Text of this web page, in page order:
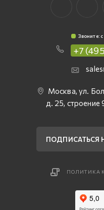
Звоните:
+7
Москва, ул.
д. 25, строение
ПОДПИСАТЬСЯ
ПОЛИТИКА